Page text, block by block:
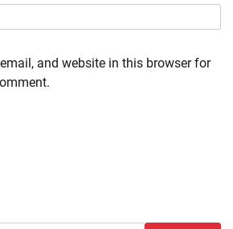
and website in this browser for